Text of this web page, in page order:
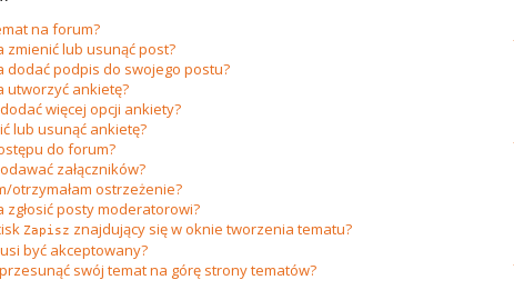
na forum?
zmienić lub usunąć post?
dodać podpis do swojego postu?
utworzyć ankietę?
więcej opcji ankiety?
lub usunąć ankietę?
do forum?
załączników?
otrzymałam ostrzeżenie?
zgłosić posty moderatorowi?
Zapisz znajdujący się w oknie tworzenia tematu?
być akceptowany?
swój temat na górę strony tematów?